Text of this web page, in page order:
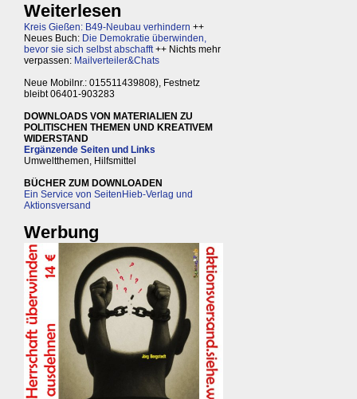
Weiterlesen
Kreis Gießen: B49-Neubau verhindern ++
Neues Buch: Die Demokratie überwinden,
bevor sie sich selbst abschafft++ Nichts mehr
verpassen: Mailverteiler&Chats
Neue Mobilnr.: 015511439808), Festnetz
bleibt 06401-903283
DOWNLOADS VON MATERIALIEN ZU
POLITISCHEN THEMEN UND KREATIVEM
WIDERSTAND
Ergänzende Seiten und Links
Umweltthemen, Hilfsmittel
BÜCHER ZUM DOWNLOADEN
Ein Service von SeitenHieb-Verlag und
Aktionsversand
Werbung